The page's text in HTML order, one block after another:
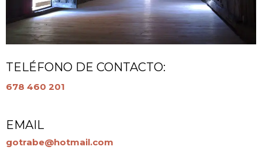
TELÉFONO DE CONTACTO:
678 460 201
EMAIL
gotrabe@hotmail.com